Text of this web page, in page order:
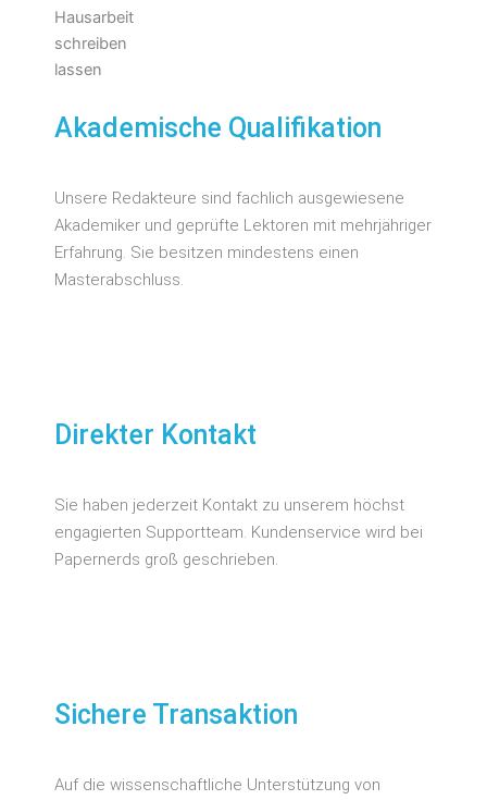
Akademische Qualifikation
Unsere Redakteure sind fachlich ausgewiesene
Akademiker und geprüfte Lektoren mit mehrjähriger
Erfahrung. Sie besitzen mindestens einen
Masterabschluss.
Direkter Kontakt
Sie haben jederzeit Kontakt zu unserem höchst
engagierten Supportteam. Kundenservice wird bei
Papernerds groß geschrieben.
Sichere Transaktion
Auf die wissenschaftliche Unterstützung von